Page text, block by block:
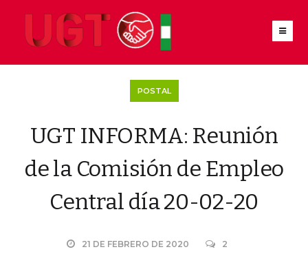
POSTAL
UGT INFORMA: Reunión
de la Comisión de Empleo
Central día 20-02-20
21 DE FEBRERO DE 2020 2